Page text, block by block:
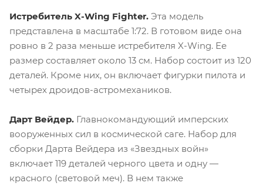
Истребитель X-Wing Fighter. Эта модель
представлена в масштабе 1:72. В готовом виде она
ровно в 2 раза меньше истребителя X-Wing. Ее
размер составляет около 13 см. Набор состоит из 120
деталей. Кроме них, он включает фигурки пилота и
четырех дроидов-астромехаников.
Дарт Вейдер. Главнокомандующий имперских
вооруженных сил в космической саге. Набор для
сборки Дарта Вейдера из «Звездных войн»
включает 119 деталей черного цвета и одну —
красного (световой меч). В нем также